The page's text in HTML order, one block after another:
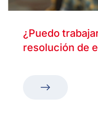
¿Puedo
resolución de